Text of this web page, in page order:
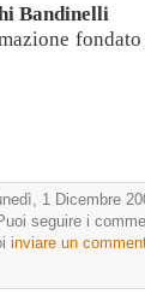
Bandinelli
1 Dicembre
Puoi seguire i
inviare un